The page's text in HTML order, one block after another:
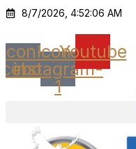
Ir
o
conteúdo
8/7/2026, 4:52:06 AM
Icon-Icon-
instagram-
1
Youtube